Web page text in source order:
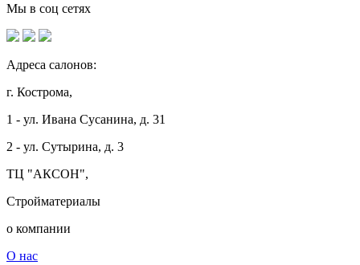
Мы в соц сетях
Адреса салонов:
г. Кострома,
1 - ул. Ивана Сусанина, д. 31
2 - ул. Сутырина, д. 3
ТЦ "АКСОН",
Стройматериалы
о компании
О нас